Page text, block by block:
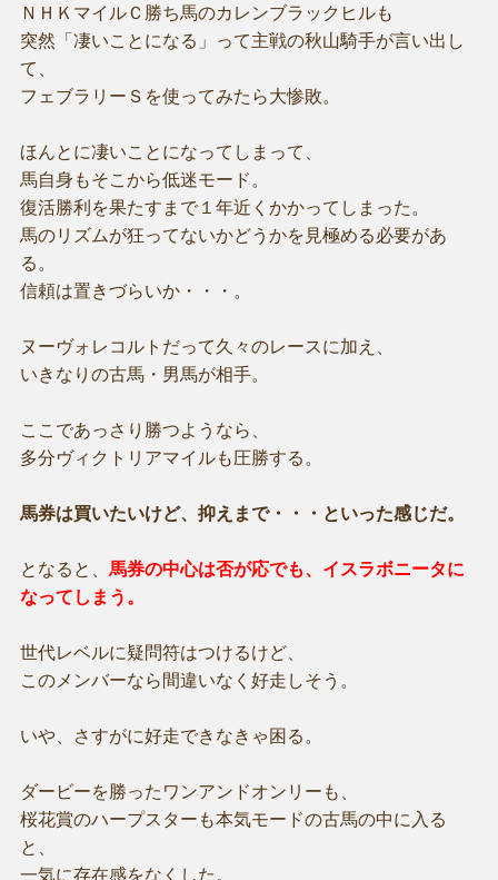
ＮＨＫマイルＣ勝ち馬のカレンブラックヒルも
突然「凄いことになる」って主戦の秋山騎手が言い出し
て、
フェブラリーＳを使ってみたら大惨敗。
ほんとに凄いことになってしまって、
馬自身もそこから低迷モード。
復活勝利を果たすまで１年近くかかってしまった。
馬のリズムが狂ってないかどうかを見極める必要があ
る。
信頼は置きづらいか・・・。
ヌーヴォレコルトだって久々のレースに加え、
いきなりの古馬・男馬が相手。
ここであっさり勝つようなら、
多分ヴィクトリアマイルも圧勝する。
馬券は買いたいけど、抑えまで・・・といった感じだ。
となると、 馬券の中心は否が応でも、イスラボニータに
なってしまう。
世代レベルに疑問符はつけるけど、
このメンバーなら間違いなく好走しそう。
いや、さすがに好走できなきゃ困る。
ダービーを勝ったワンアンドオンリーも、
桜花賞のハープスターも本気モードの古馬の中に入る
と、
一気に存在感をなくした。